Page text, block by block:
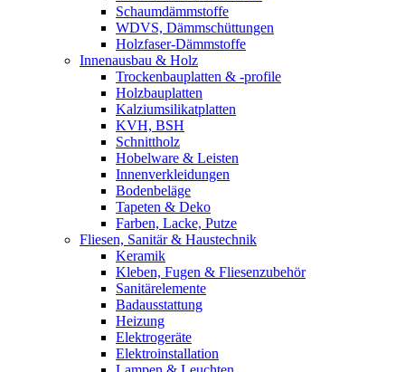
Schaumdämmstoffe
WDVS, Dämmschüttungen
Holzfaser-Dämmstoffe
Innenausbau & Holz
Trockenbauplatten & -profile
Holzbauplatten
Kalziumsilikatplatten
KVH, BSH
Schnittholz
Hobelware & Leisten
Innenverkleidungen
Bodenbeläge
Tapeten & Deko
Farben, Lacke, Putze
Fliesen, Sanitär & Haustechnik
Keramik
Kleben, Fugen & Fliesenzubehör
Sanitärelemente
Badausstattung
Heizung
Elektrogeräte
Elektroinstallation